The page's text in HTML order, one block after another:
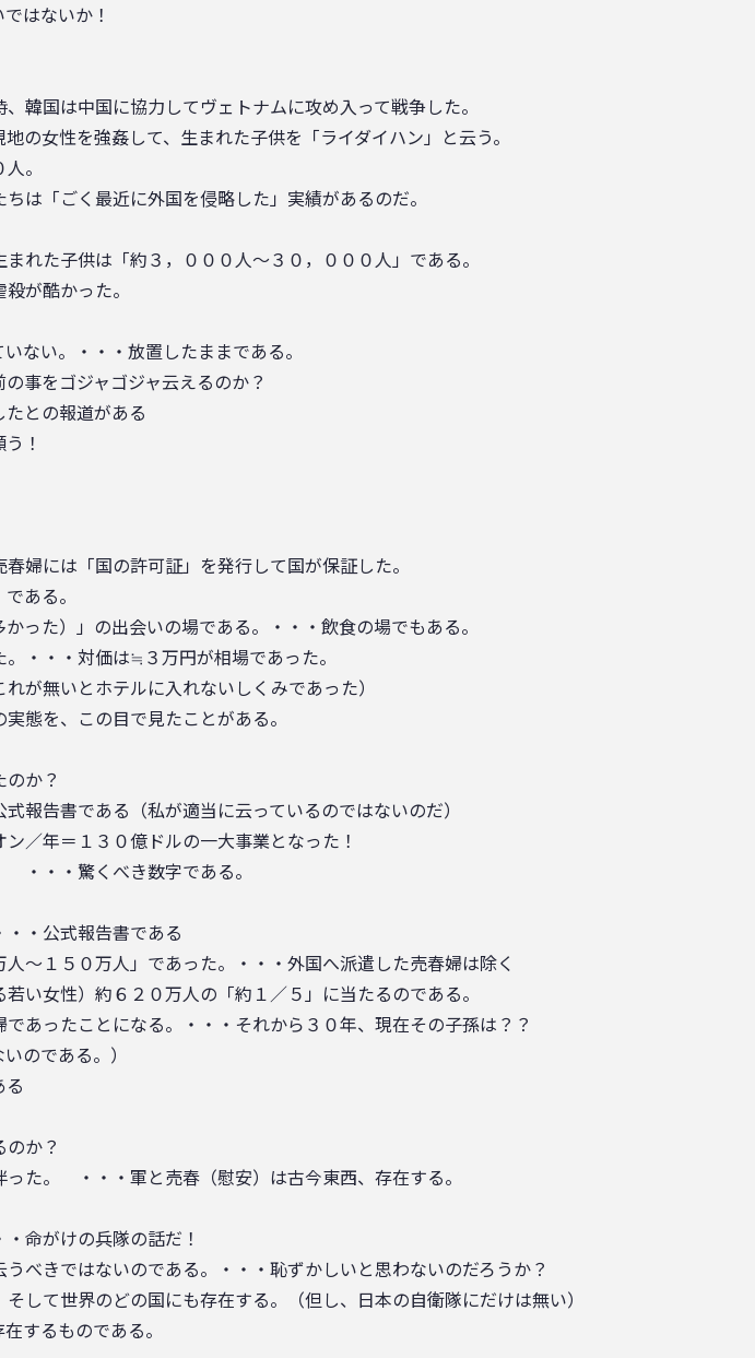
はないか！
韓国は中国に協力してヴェトナムに攻め入って戦争した。
の女性を強姦して、生まれた子供を「ライダイハン」と云う。
。
は「ごく最近に外国を侵略した」実績があるのだ。
れた子供は「約３，０００人～３０，０００人」である。
が酷かった。
ない。・・・放置したままである。
事をゴジャゴジャ云えるのか？
との報道がある
！
婦には「国の許可証」を発行して国が保証した。
ある。
った）」の出会いの場である。・・・飲食の場でもある。
・・・対価は≒３万円が相場であった。
が無いとホテルに入れないしくみであった）
態を、この目で見たことがある。
か？
報告書である（私が適当に云っているのではないのだ）
／年＝１３０億ドルの一大事業となった！
・・・驚くべき数字である。
・公式報告書である
～１５０万人」であった。・・・外国へ派遣した売春婦は除く
い女性）約６２０万人の「約１／５」に当たるのである。
あったことになる。・・・それから３０年、現在その子孫は？？
のである。）
か？
た。 ・・・軍と売春（慰安）は古今東西、存在する。
命がけの兵隊の話だ！
べきではないのである。・・・恥ずかしいと思わないのだろうか？
て世界のどの国にも存在する。（但し、日本の自衛隊にだけは無い）
するものである。